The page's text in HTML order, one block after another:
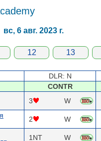
вс, 6 авг. 2023 г.
12 13
DLR: N
CONTR
3 W
2 W
1NT W